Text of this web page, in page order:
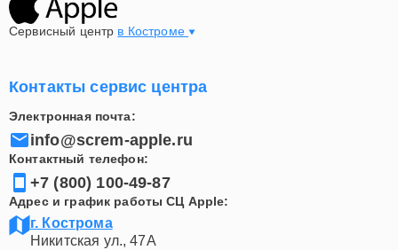
Сервисный центр в Костроме
Контакты сервис центра
Электронная почта:
info@screm-apple.ru
Контактный телефон:
+7 (800) 100-49-87
Адрес и график работы СЦ Apple:
г. Кострома
Никитская ул., 47А